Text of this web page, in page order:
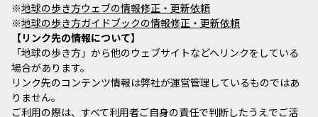
※地球の歩き方ウェブの情報修正・更新依頼
※地球の歩き方ガイドブックの情報修正・更新依頼
リンク先の情報について
「地球の歩き方」から他のウェブサイトなどへリンクをしている
場合があります。
リンク先のコンテンツ情報は弊社が運営管理しているものではあ
りません。
ご利用の際は、すべて利用者ご自身の責任で判断したうえでご活